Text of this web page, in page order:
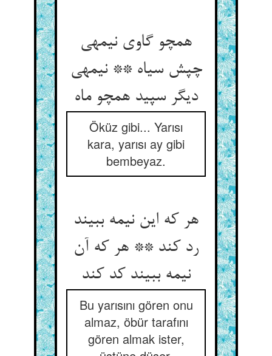
همچو گاوی نیمه‏ی
چپش سیاه ** نیمه‏ی
دیگر سپید همچو ماه‏
Öküz gibi... Yarısı
kara, yarısı ay gibi
bembeyaz.
هر که این نیمه ببیند
رد کند ** هر که آن
نیمه ببیند کد کند
Bu yarısını gören onu
almaz, öbür tarafını
gören almak ister,